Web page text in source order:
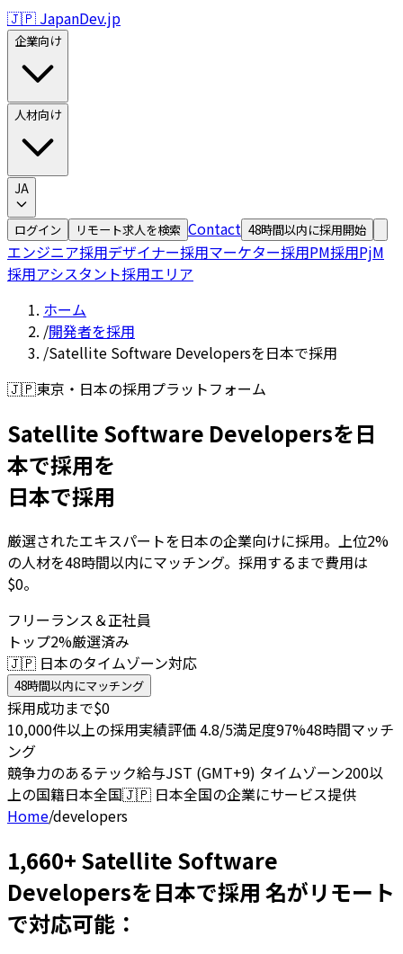
🇯🇵 JapanDev.jp
企業向け
人材向け
JA
ログイン リモート求人を検索 Contact 48時間以内に採用開始
エンジニア採用デザイナー採用マーケター採用PM採用PjM
採用アシスタント採用エリア
ホーム
/開発者を採用
/Satellite Software Developersを日本で採用
🇯🇵東京・日本の採用プラットフォーム
Satellite Software Developersを日
本で採用を
日本で採用
厳選されたエキスパートを日本の企業向けに採用。上位2%
の人材を48時間以内にマッチング。採用するまで費用は
$0。
フリーランス＆正社員
トップ2%厳選済み
🇯🇵 日本のタイムゾーン対応
48時間以内にマッチング
採用成功まで$0
10,000件以上の採用実績評価 4.8/5満足度97%48時間マッチ
ング
競争力のあるテック給与JST (GMT+9) タイムゾーン200以
上の国籍日本全国🇯🇵 日本全国の企業にサービス提供
Home/developers
1,660+ Satellite Software
Developersを日本で採用 名がリモート
で対応可能：